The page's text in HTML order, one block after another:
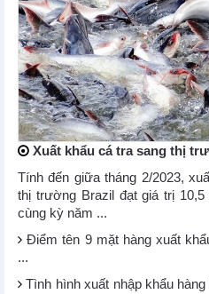
Xuất khẩu cá tra sang thị
Tính đến giữa tháng 2/2023,
thị trường Brazil đạt giá trị
cùng kỳ năm ...
Điểm tên 9 mặt hàng xuất
...
Tình hình xuất nhập khẩu